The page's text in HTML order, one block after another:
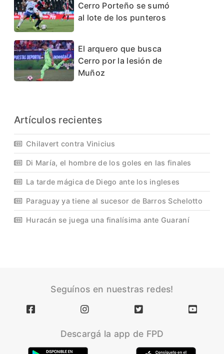
Cerro Porteño se sumó
al lote de los punteros
El arquero que busca
Cerro por la lesión de
Muñoz
Artículos recientes
Chilavert contra Vinicius
Di María, el hombre de los goles en las finales
La tarde mágica de Diego ante los ingleses
Paraguay ya tiene al sucesor de Barros Schelotto
Huracán se juega una finalísima ante Guaraní
Seguínos en nuestras redes!
Descargá la app de FPD